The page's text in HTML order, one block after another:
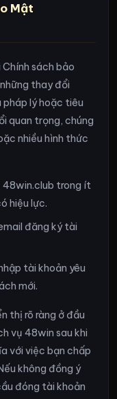
Mật
sách bảo
thay đổi
pháp lý hoặc tiêu
quan trọng, chúng
nhiều hình thức
48win.club trong ít
hiệu lực.
đăng ký tài
tài khoản yêu
mới.
thị rõ ràng ở đầu
vụ 48win sau khi
với việc bạn chấp
không đồng ý
đóng tài khoản